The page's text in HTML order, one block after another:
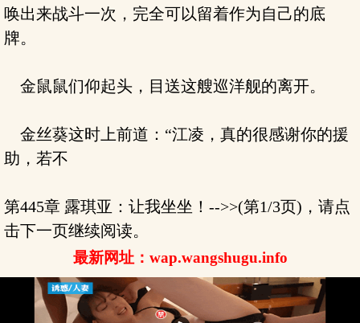
唤出来战斗一次，完全可以留着作为自己的底
牌。
金鼠鼠们仰起头，目送这艘巡洋舰的离开。
金丝葵这时上前道：“江凌，真的很感谢你的援
助，若不
第445章 露琪亚：让我坐坐！-->>(第1/3页)，请点
击下一页继续阅读。
最新网址：wap.wangshugu.info